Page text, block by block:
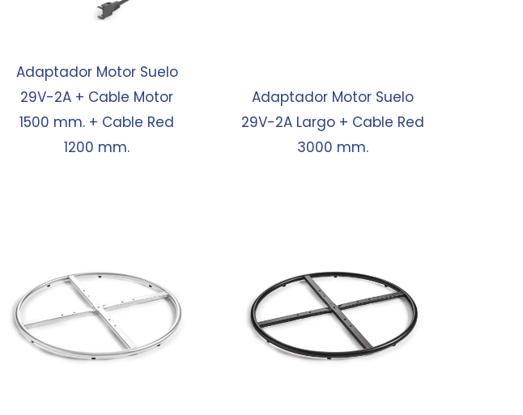
Adaptador Motor Suelo
29V-2A + Cable Motor
1500 mm. + Cable Red
1200 mm.
Adaptador Motor Suelo
29V-2A Largo + Cable Red
3000 mm.